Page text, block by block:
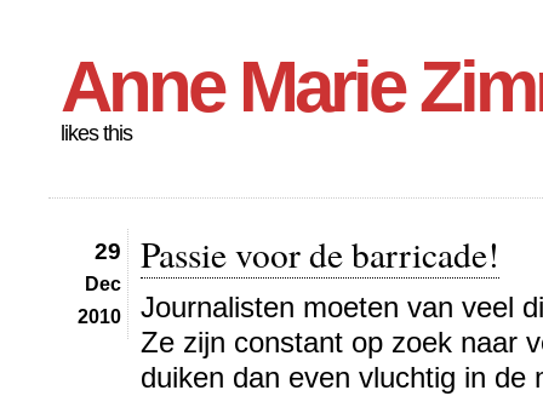
Anne Marie
likes this
29
Dec
2010
Passie voor de barricade!
Journalisten moeten van veel
Ze zijn constant op zoek naar
duiken dan even vluchtig in de